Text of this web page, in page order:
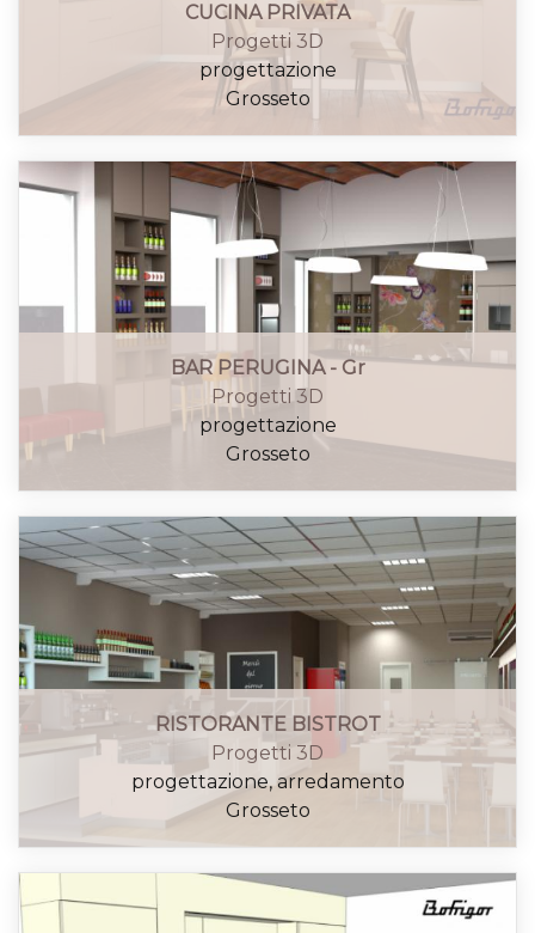
CUCINA PRIVATA
Progetti 3D
progettazione
Grosseto
BAR PERUGINA - Gr
Progetti 3D
progettazione
Grosseto
RISTORANTE BISTROT
Progetti 3D
progettazione, arredamento
Grosseto